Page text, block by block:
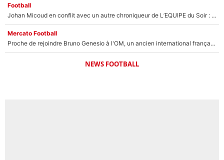
Football
Johan Micoud en conflit avec un autre chroniqueur de L’EQUIPE du Soir : «Pendant un moment, je ne les ai pas remis ensemble dans l'émission»
Mercato Football
Proche de rejoindre Bruno Genesio à l'OM, un ancien international français va finalement débarquer... sur RMC !
NEWS FOOTBALL